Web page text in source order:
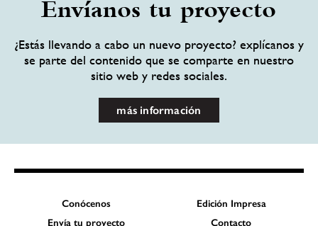
Envíanos tu proyecto
¿Estás llevando a cabo un nuevo proyecto? explícanos y
se parte del contenido que se comparte en nuestro
sitio web y redes sociales.
más información
Conócenos
Edición Impresa
Envía tu proyecto
Contacto